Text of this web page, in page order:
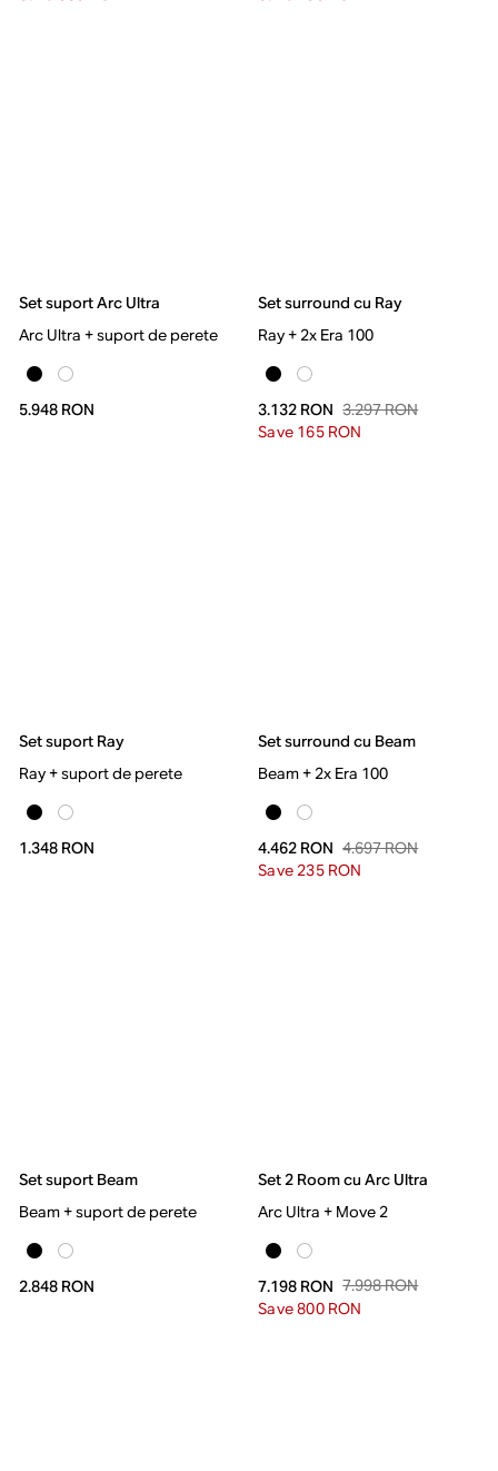
Set suport Arc Ultra
Arc Ultra + suport de perete
5.948 RON
Set surround cu Ray
Ray + 2x Era 100
3.132 RON 3.297 RON
Save 165 RON
Set suport Ray
Ray + suport de perete
1.348 RON
Set surround cu Beam
Beam + 2x Era 100
4.462 RON 4.697 RON
Save 235 RON
Set suport Beam
Beam + suport de perete
2.848 RON
Set 2 Room cu Arc Ultra
Arc Ultra + Move 2
7.198 RON 7.998 RON
Save 800 RON